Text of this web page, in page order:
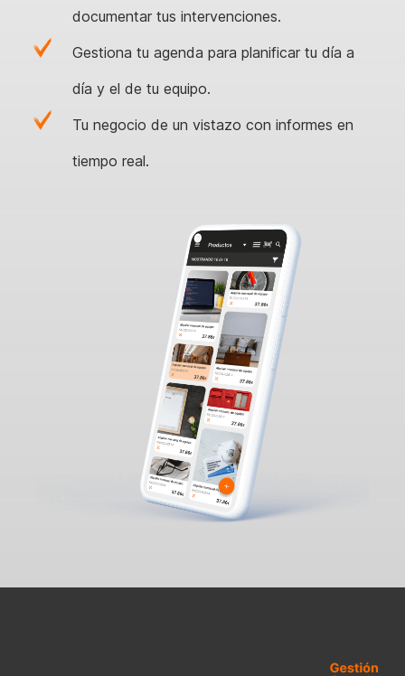
documentar tus intervenciones.
Gestiona tu agenda para planificar tu día a
día y el de tu equipo.
Tu negocio de un vistazo con informes en
tiempo real.